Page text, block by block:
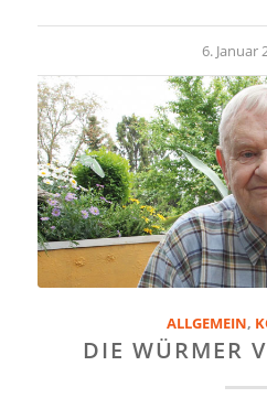
6. Januar
ALLGEMEIN,
DIE WÜRMER